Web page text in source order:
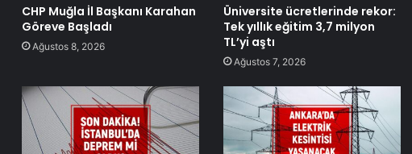
CHP Muğla İl Başkanı Karahan
Göreve Başladı
Ağustos 8, 2026
Üniversite ücretlerinde rekor:
Tek yıllık eğitim 3,7 milyon
TL’yi aştı
Ağustos 7, 2026